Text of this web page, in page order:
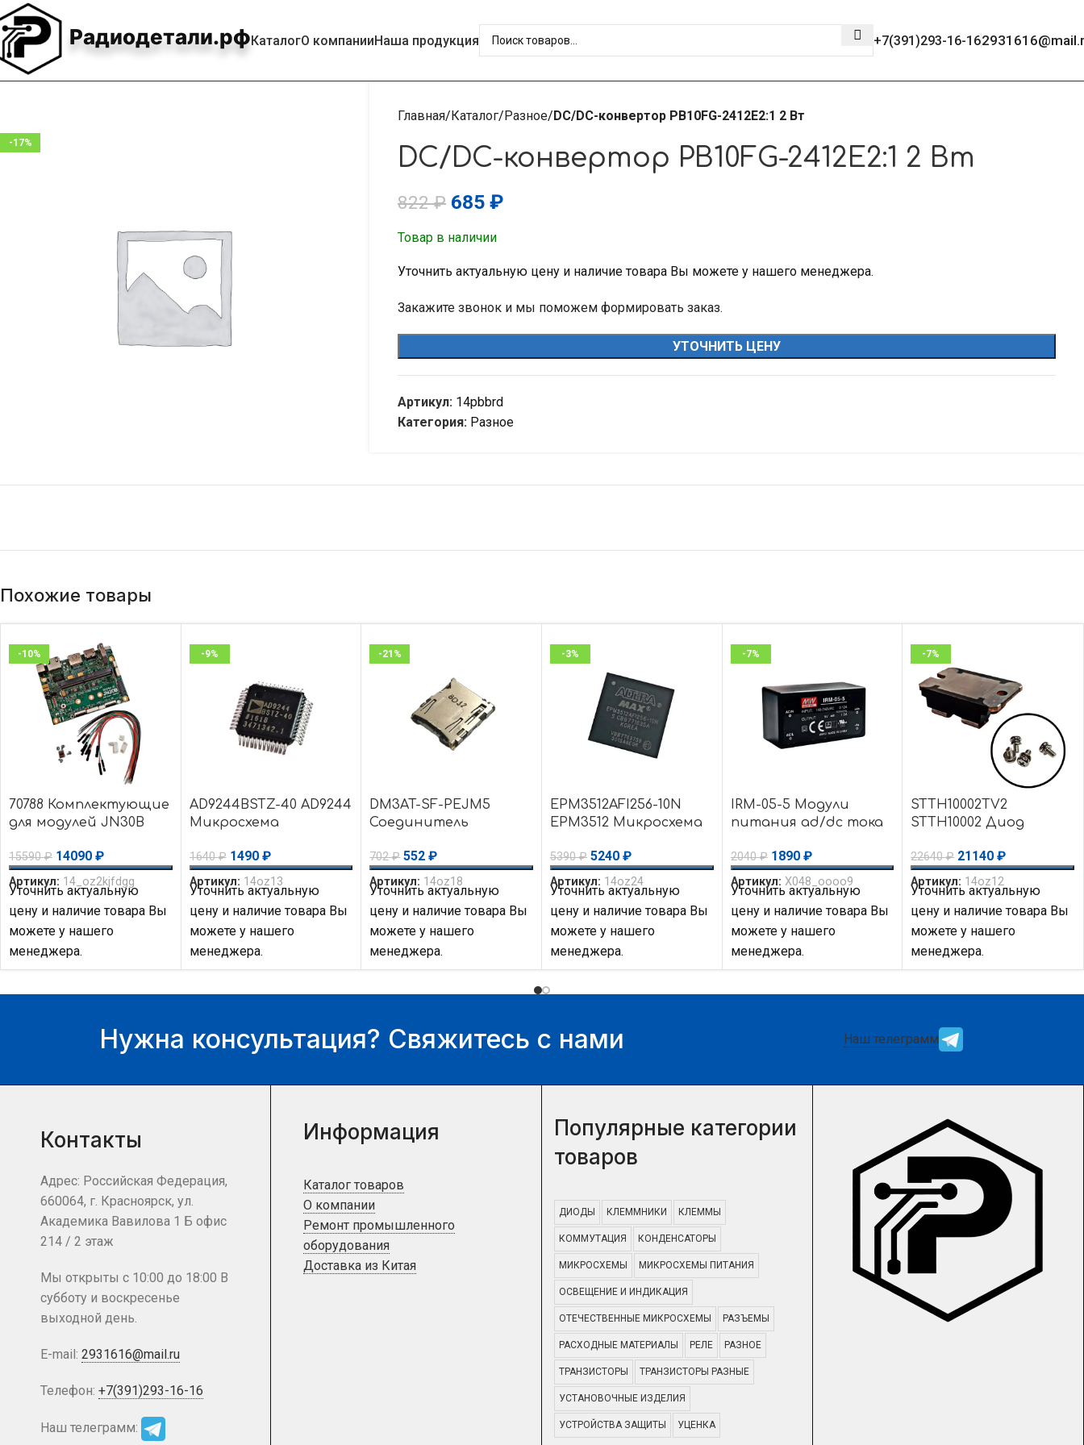
Радиодетали.рфКаталогО компанииНаша продукция +7(391)293-16-16
-17%
Главная Каталог Разное DC/DC-конвертор PB10FG-2412E2:1 2 Вт
DC/DC-конвертор PB10FG-2412E2:1 2 Вт
822₽ 685 ₽
Товар в наличии
Уточнить актуальную цену и наличие товара Вы можете у нашего менеджера.
Закажите звонок и мы поможем формировать заказ.
УТОЧНИТЬ ЦЕНУ
Артикул: 14pbbrd
Категория: Разное
Похожие товары
-10%
70788 Комплектующие
для модулей JN30B
15590₽ 14090 ₽
Артикул: 14_oz2kjfdgg
Уточнить актуальную
цену и наличие товара Вы
можете у нашего
менеджера.
-9%
AD9244BSTZ-40 AD9244
Микросхема
АЦП 14-Bit Analog
Devices
1640₽ 1490 ₽
Артикул: 14oz13
Уточнить актуальную
цену и наличие товара Вы
можете у нашего
менеджера.
-21%
DM3AT-SF-PEJM5
Соединитель
памяти 125V Hirose
Connector
702₽ 552₽
Артикул: 14oz18
Уточнить актуальную
цену и наличие товара Вы
можете у нашего
менеджера.
-3%
EPM3512AFI256-10N
EPM3512 Микросхема
3000A 512 Macro Altera
5390₽ 5240 ₽
Артикул: 14oz24
Уточнить актуальную
цену и наличие товара Вы
можете у нашего
менеджера.
-7%
IRM-05-5 Модули
питания ad/dc тока
Encap PS MEAN WELL
2040₽ 1890 ₽
Артикул: X048_oooo9
Уточнить актуальную
цену и наличие товара Вы
можете у нашего
менеджера.
-7%
STTH10002TV2
STTH10002 Диод
DIODE ST
Microelectronics
22640₽ 21140₽
Артикул: 14oz12
Уточнить актуальную
цену и наличие товара Вы
можете у нашего
менеджера.
Нужна консультация? Свяжитесь с нами Наш телеграмм
Контакты
Адрес: Российская Федерация,
660064, г. Красноярск, ул.
Академика Вавилова 1 Б офис
214 / 2 этаж
Мы открыты с 10:00 до 18:00 В
субботу и воскресенье
выходной день.
E-mail: 2931616@mail.ru
Телефон: +7(391)293-16-16
Наш телеграмм:
Информация
Каталог товаров
О компании
Ремонт промышленного
оборудования
Доставка из Китая
Популярные категории
товаров
ДИОДЫ КЛЕММНИКИ КЛЕММЫ
КОММУТАЦИЯ КОНДЕНСАТОРЫ
МИКРОСХЕМЫ МИКРОСХЕМЫ ПИТАНИЯ
ОСВЕЩЕНИЕ И ИНДИКАЦИЯ
ОТЕЧЕСТВЕННЫЕ МИКРОСХЕМЫ РАЗЪЕМЫ
РАСХОДНЫЕ МАТЕРИАЛЫ РЕЛЕ РАЗНОЕ
ТРАНЗИСТОРЫ ТРАНЗИСТОРЫ РАЗНЫЕ
УСТАНОВОЧНЫЕ ИЗДЕЛИЯ
УСТРОЙСТВА ЗАЩИТЫ УЦЕНКА